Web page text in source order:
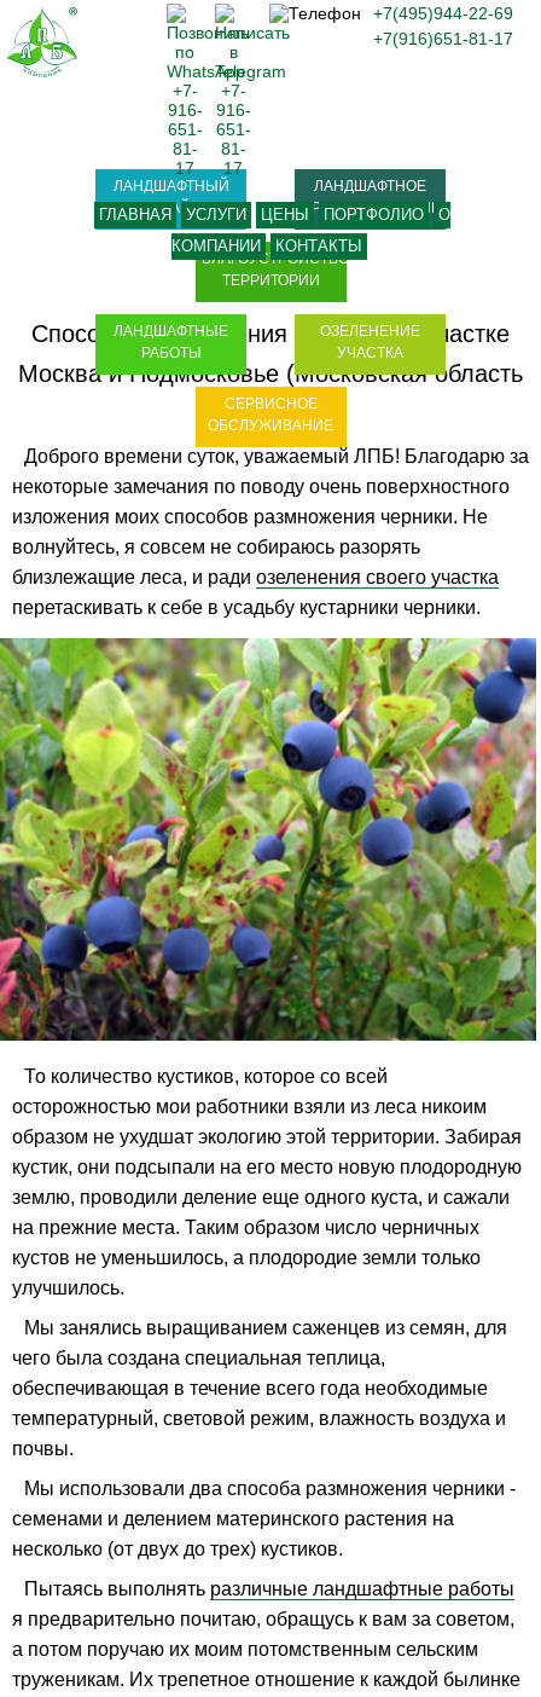
Способы размножения черники на участке
Москва и Подмосковье (Московская область
- МО)
Доброго времени суток, уважаемый ЛПБ! Благодарю за
некоторые замечания по поводу очень поверхностного
изложения моих способов размножения черники. Не
волнуйтесь, я совсем не собираюсь разорять
близлежащие леса, и ради озеленения своего участка
перетаскивать к себе в усадьбу кустарники черники.
То количество кустиков, которое со всей
осторожностью мои работники взяли из леса никоим
образом не ухудшат экологию этой территории. Забирая
кустик, они подсыпали на его место новую плодородную
землю, проводили деление еще одного куста, и сажали
на прежние места. Таким образом число черничных
кустов не уменьшилось, а плодородие земли только
улучшилось.
Мы занялись выращиванием саженцев из семян, для
чего была создана специальная теплица,
обеспечивающая в течение всего года необходимые
температурный, световой режим, влажность воздуха и
почвы.
Мы использовали два способа размножения черники -
семенами и делением материнского растения на
несколько (от двух до трех) кустиков.
Пытаясь выполнять различные ландшафтные работы
я предварительно почитаю, обращусь к вам за советом,
а потом поручаю их моим потомственным сельским
труженикам. Их трепетное отношение к каждой былинке
+7(495)944-22-69
+7(916)651-81-17
ГЛАВНАЯ УСЛУГИ ЦЕНЫ ПОРТФОЛИО
О
КОМПАНИИ
КОНТАКТЫ
ЛАНДШАФТНЫЙ
ДИЗАЙН
ЛАНДШАФТНОЕ
ПРОЕКТИРОВАНИЕ
БЛАГОУСТРОЙСТВО
ТЕРРИТОРИИ
ЛАНДШАФТНЫЕ
РАБОТЫ
ОЗЕЛЕНЕНИЕ
УЧАСТКА
СЕРВИСНОЕ
ОБСЛУЖИВАНИЕ